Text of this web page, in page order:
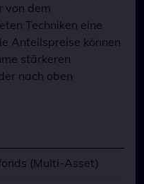
von dem
Techniken eine
Anteilspreise können
stärkeren
nach oben
(Multi-Asset)